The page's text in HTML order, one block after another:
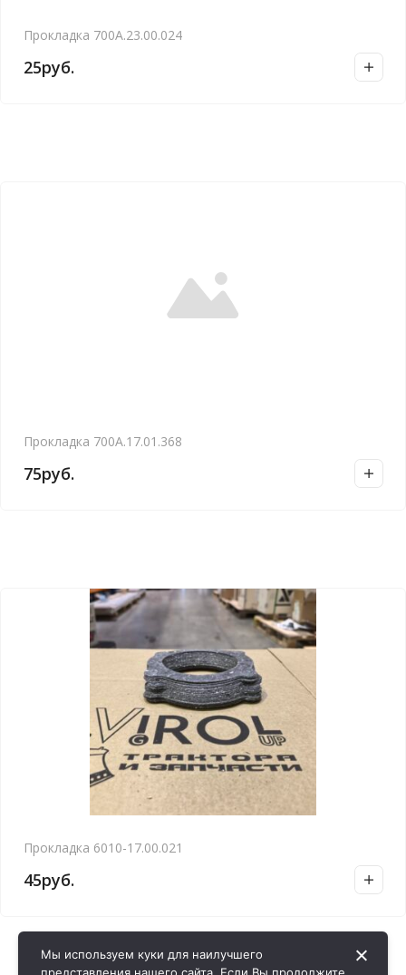
Прокладка 700А.23.00.024
25руб.
Прокладка 700А.17.01.368
75руб.
Прокладка 6010-17.00.021
45руб.
Мы используем куки для наилучшего